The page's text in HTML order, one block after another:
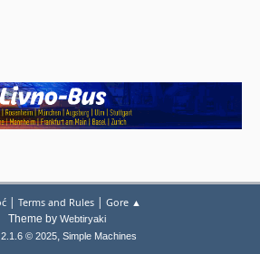
| Terms and Rules| Gore ▲
Theme by Webtiryaki
© 2025, Simple Machines